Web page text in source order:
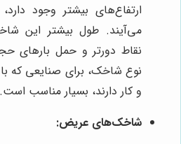
ارتفاع‌های بیشتر وجود
می‌آیند. طول بیشتر این
نقاط دورتر و حمل بارهای
نوع شاخک، برای صنایعی که
و کار دارند، بسیار مناسب است.
شاخک‌های عریض: